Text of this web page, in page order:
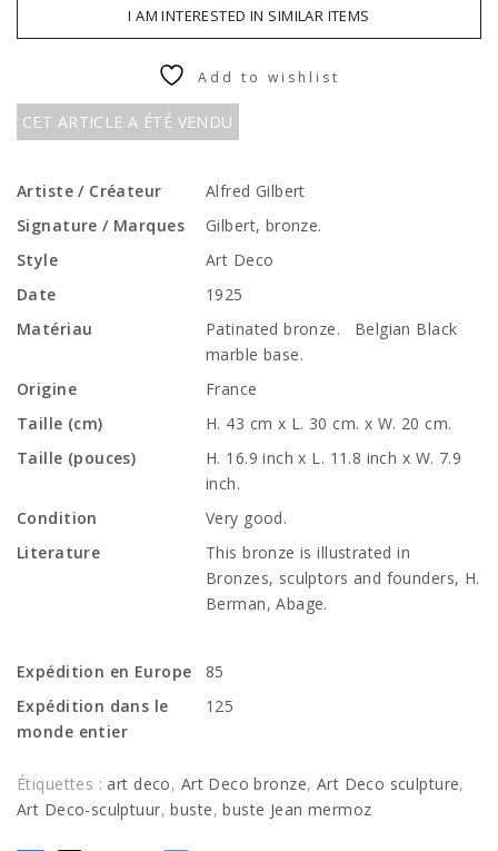
I AM INTERESTED IN SIMILAR ITEMS
CET ARTICLE A ÉTÉ VENDU
Add to wishlist
Artiste / Créateur
Alfred Gilbert
Signature / Marques
Gilbert, bronze.
Style
Art Deco
Date
1925
Matériau
Patinated bronze. Belgian Black
marble base.
Origine
France
Taille (cm)
H. 43 cm x L. 30 cm. x W. 20 cm.
Taille (pouces)
H. 16.9 inch x L. 11.8 inch x W. 7.9
inch.
Condition
Very good.
Literature
This bronze is illustrated in
Bronzes, sculptors and founders, H.
Berman, Abage.
Expédition en Europe
85
Expédition dans le
monde entier
125
Étiquettes : art deco, Art Deco bronze, Art Deco sculpture,
Art Deco-sculptuur,buste,buste Jean mermoz